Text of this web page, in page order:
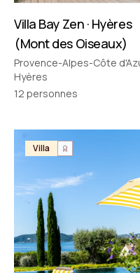
Villa Bay Zen · Hyères
(Mont des Oiseaux)
Provence-Alpes-Côte
Hyères
12 personnes
Villa